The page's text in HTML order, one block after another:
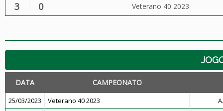
3 0 Veterano 40 2023
DATA CAMPEONATO
25/03/2023 Veterano 40 2023